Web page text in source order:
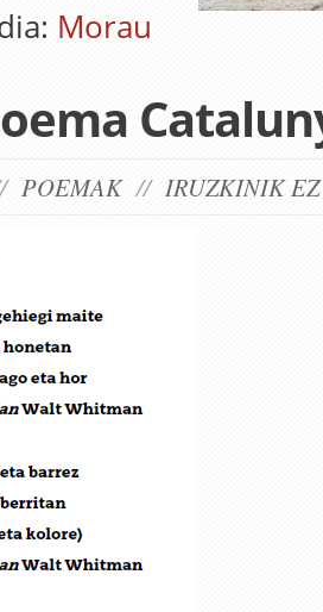
Morau
POEMAK// IRUZKINIK EZ